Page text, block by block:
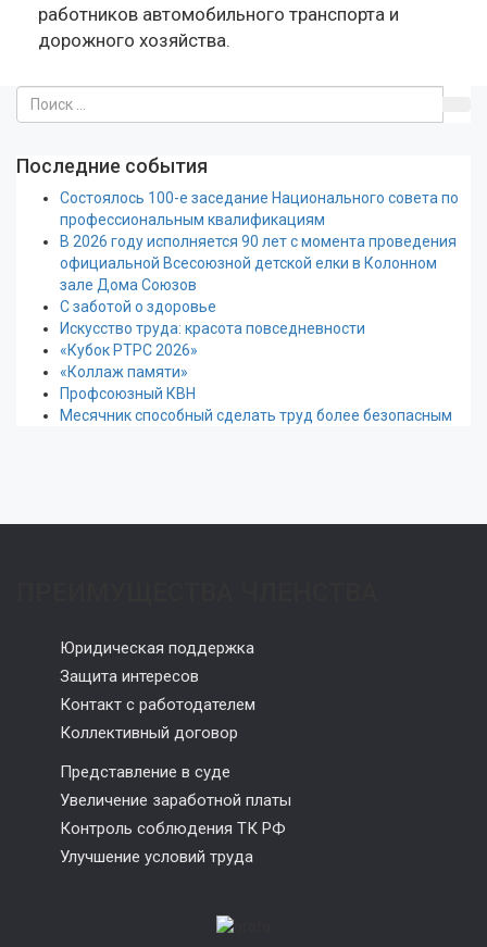
работников автомобильного транспорта и
дорожного хозяйства.
Последние события
Состоялось 100-е заседание Национального совета по
профессиональным квалификациям
В 2026 году исполняется 90 лет с момента проведения
официальной Всесоюзной детской елки в Колонном
зале Дома Союзов
С заботой о здоровье
Искусство труда: красота повседневности
«Кубок РТРС 2026»
«Коллаж памяти»
Профсоюзный КВН
Месячник способный сделать труд более безопасным
Юридическая поддержка
Защита интересов
Контакт с работодателем
Коллективный договор
Представление в суде
Увеличение заработной платы
Контроль соблюдения ТК РФ
Улучшение условий труда